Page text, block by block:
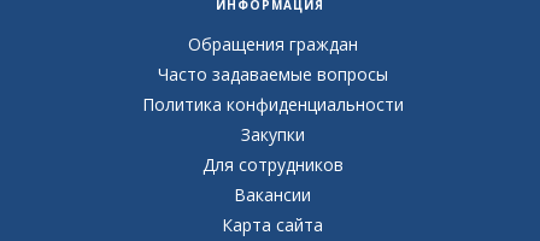
ИНФОРМАЦИЯ
Обращения граждан
Часто задаваемые вопросы
Политика конфиденциальности
Закупки
Для сотрудников
Вакансии
Карта сайта